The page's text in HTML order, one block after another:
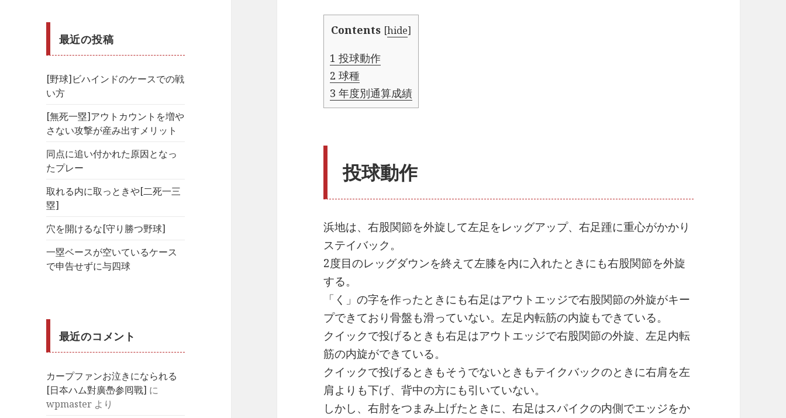
最近の投稿
[野球]ビハインドのケースでの戦
い方
[無死一塁]アウトカウントを増や
さない攻撃が産み出すメリット
同点に追い付かれた原因となっ
たプレー
取れる内に取っときや[二死一三
塁]
穴を開けるな[守り勝つ野球]
一塁ベースが空いているケース
で申告せずに与四球
最近のコメント
カープファンお泣きになられる
[日夲ハム對廣㠀参囘戰] に
wpmaster より
Contents [hide]
1 投球動作
2 球種
3 年度別通算成績
投球動作
浜地は、右股関節を外旋して左足をレッグアップ、右足踵に重心がかかり
ステイバック。
2度目のレッグダウンを終えて左膝を内に入れたときにも右股関節を外旋
する。
「く」の字を作ったときにも右足はアウトエッジで右股関節の外旋がキー
プできており骨盤も滑っていない。左足内転筋の内旋もできている。
クイックで投げるときも右足はアウトエッジで右股関節の外旋、左足内転
筋の内旋ができている。
クイックで投げるときもそうでないときもテイクバックのときに右肩を左
肩よりも下げ、背中の方にも引いていない。
しかし、右肘をつまみ上げたときに、右足はスパイクの内側でエッジをか